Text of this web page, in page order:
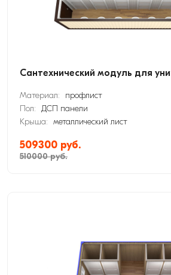
Сантехнический модуль для
Материал:
профлист
Пол: ДСП панели
Крыша: металлический лист
509300 руб.
510000 руб.